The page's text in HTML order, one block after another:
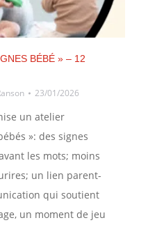
BÉBÉ » – 12
23/01/2026
un atelier
»: des signes
les mots; moins
un lien parent-
qui soutient
un moment de jeu